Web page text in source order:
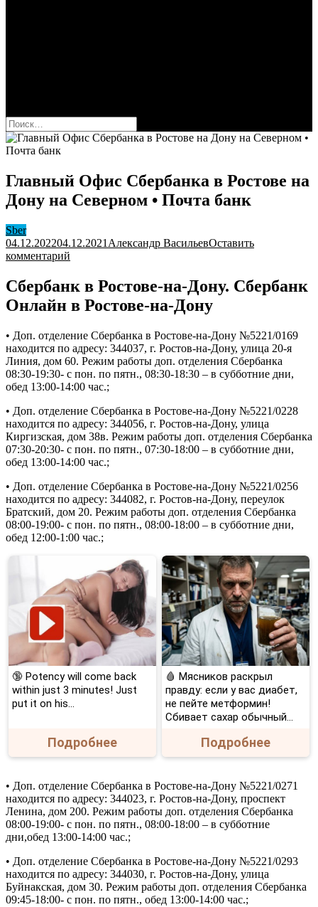
Найти:
Главный Офис Сбербанка в Ростове на
Дону на Северном • Почта банк
Sber
04.12.202204.12.2021 Александр ВасильевОставить
комментарий
Сбербанка
в
на
Дону
на
Северном
•
банк
Сбербанк в Ростове-на-Дону. Сбербанк
Онлайн в Ростове-на-Дону
• Доп. отделение Сбербанка в Ростове-на-Дону №5221/0169
находится по адресу: 344037, г. Ростов-на-Дону, улица 20-я
Линия, дом 60. Режим работы доп. отделения Сбербанка
08:30-19:30- с пон. по пятн., 08:30-18:30 – в субботние дни,
обед 13:00-14:00 час.;
• Доп. отделение Сбербанка в Ростове-на-Дону №5221/0228
находится по адресу: 344056, г. Ростов-на-Дону, улица
Киргизская, дом 38в. Режим работы доп. отделения Сбербанка
07:30-20:30- с пон. по пятн., 07:30-18:00 – в субботние дни,
обед 13:00-14:00 час.;
• Доп. отделение Сбербанка в Ростове-на-Дону №5221/0256
находится по адресу: 344082, г. Ростов-на-Дону, переулок
Братский, дом 20. Режим работы доп. отделения Сбербанка
08:00-19:00- с пон. по пятн., 08:00-18:00 – в субботние дни,
обед 12:00-1:00 час.;
🔞 Potency will come back
within just 3 minutes! Just
put it on his…
Подробнее
🩸 Мясников раскрыл
правду: если у вас диабет,
не пейте метформин!
Сбивает сахар обычный...
Подробнее
• Доп. отделение Сбербанка в Ростове-на-Дону №5221/0271
находится по адресу: 344023, г. Ростов-на-Дону, проспект
Ленина, дом 200. Режим работы доп. отделения Сбербанка
08:00-19:00- с пон. по пятн., 08:00-18:00 – в субботние
дни,обед 13:00-14:00 час.;
• Доп. отделение Сбербанка в Ростове-на-Дону №5221/0293
находится по адресу: 344030, г. Ростов-на-Дону, улица
Буйнакская, дом 30. Режим работы доп. отделения Сбербанка
09:45-18:00- с пон. по пятн., обед 13:00-14:00 час.;